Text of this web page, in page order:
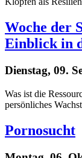
Woche der
Einblick in
Dienstag, 09.
Was ist die
persönliches
Pornosucht